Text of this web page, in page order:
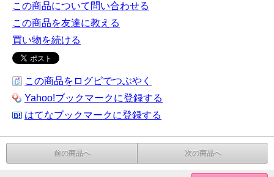
この商品について問い合わせる
この商品を友達に教える
買い物を続ける
この商品をログピでつぶやく
Yahoo!ブックマークに登録する
はてなブックマークに登録する
前の商品へ 次の商品へ